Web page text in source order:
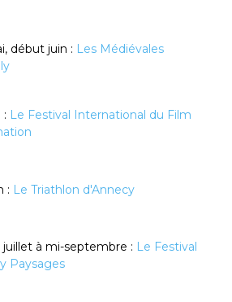
début juin : Les Médiévales
: Le Festival International du Film
: Le Triathlon d'Annecy
à mi-septembre : Le Festival
Paysages